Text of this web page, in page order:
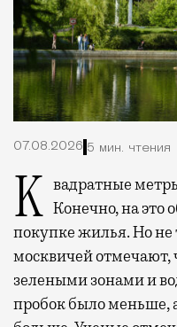
07.08.2026 5 мин. чтения
Квадратные метры, планировки, вид из окон. Конечно, на
покупке жилья. Но не
москвичей отмечают,
зелеными зонами и
пробок было меньше,